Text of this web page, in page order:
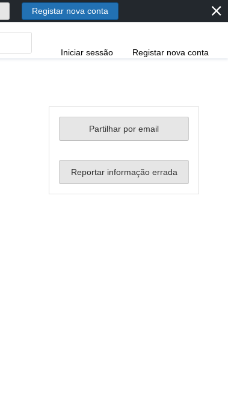
Registar nova conta ⨯
Iniciar sessão Registar nova conta
Partilhar por email
Reportar informação errada